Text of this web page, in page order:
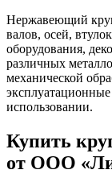
Нержавеющий
валов, осей,
оборудования,
различных
механической
использовании.
Купить
от ООО